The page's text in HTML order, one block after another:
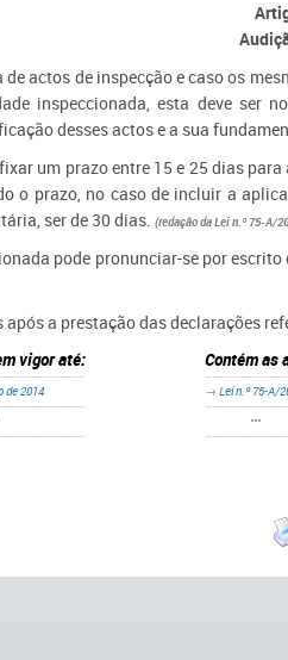
de actos de inspecção e caso os
inspeccionada, esta deve ser
desses actos e a sua
um prazo entre 15 e 25 dias
o prazo, no caso de incluir a
ser de 30 dias.(redação da Lei n.º 75-A/
pode pronunciar-se por
após a prestação das declarações
vigor até:
de 2014
Contém as
→ Lei n.º 75-A/
•••